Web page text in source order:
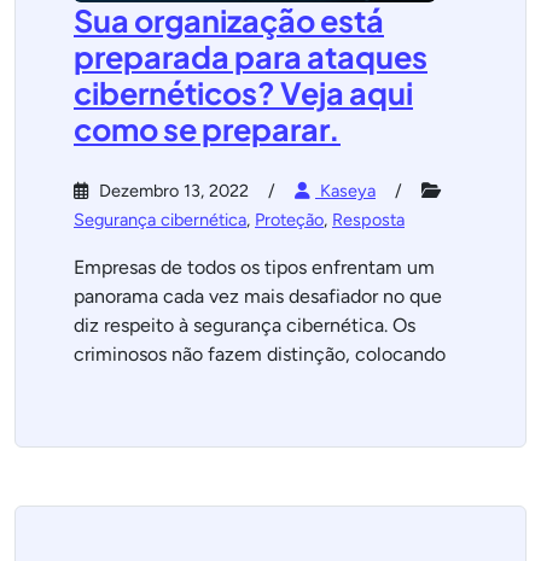
Sua organização está
preparada para ataques
cibernéticos? Veja aqui
como se preparar.
Dezembro 13, 2022
Kaseya
Segurança cibernética, Proteção, Resposta
Empresas de todos os tipos enfrentam um
panorama cada vez mais desafiador no que
diz respeito à segurança cibernética. Os
criminosos não fazem distinção, colocando